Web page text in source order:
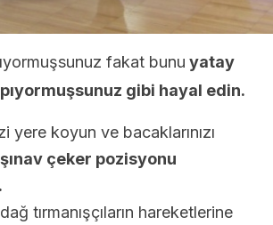
fakat bunu yatay
gibi hayal edin.
yere koyun ve bacaklarınızı
çeker pozisyonu
tırmanışçıların hareketlerine